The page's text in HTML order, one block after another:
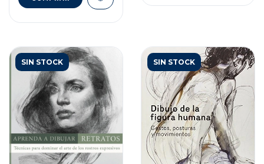
SIN STOCK SIN STOCK